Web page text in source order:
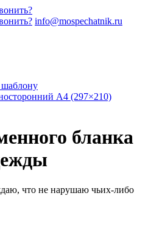
info@mospechatnik.ru
A4 (297×210)
бланка
что не нарушаю чьих-либо